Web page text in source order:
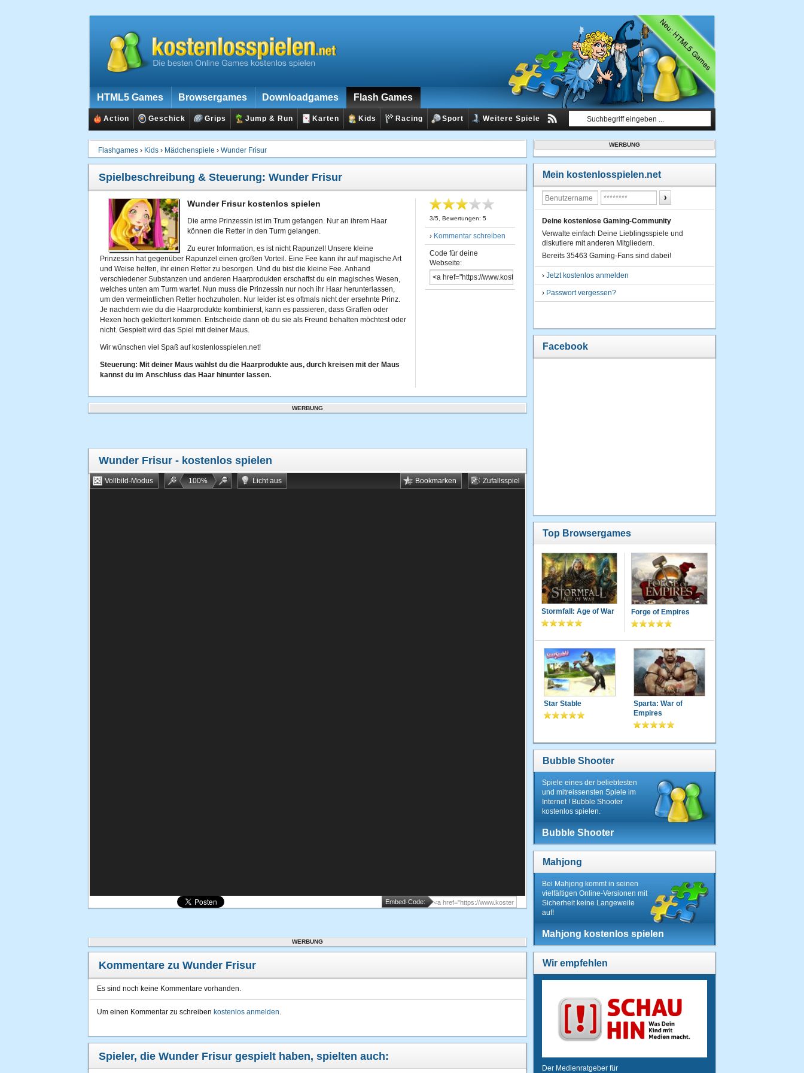
HTML5 Games Browsergames Downloadgames Flash Games
Action Geschick Grips Jump & Run Karten Kids Racing Sport Weitere Spiele
Flashgames › Kids › Mädchenspiele › Wunder Frisur
Spielbeschreibung & Steuerung: Wunder Frisur
Wunder Frisur kostenlos spielen
Die arme Prinzessin ist im Trum gefangen. Nur an ihrem Haar
können die Retter in den Turm gelangen.
Zu eurer Information, es ist nicht Rapunzel! Unsere kleine
Prinzessin hat gegenüber Rapunzel einen großen Vorteil. Eine Fee kann ihr auf magische Art
und Weise helfen, ihr einen Retter zu besorgen. Und du bist die kleine Fee. Anhand
verschiedener Substanzen und anderen Haarprodukten erschaffst du ein magisches Wesen,
welches unten am Turm wartet. Nun muss die Prinzessin nur noch ihr Haar herunterlassen,
um den vermeintlichen Retter hochzuholen. Nur leider ist es oftmals nicht der ersehnte Prinz.
Je nachdem wie du die Haarprodukte kombinierst, kann es passieren, dass Giraffen oder
Hexen hoch geklettert kommen. Entscheide dann ob du sie als Freund behalten möchtest oder
nicht. Gespielt wird das Spiel mit deiner Maus.
Wir wünschen viel Spaß auf kostenlosspielen.net!
Steuerung: Mit deiner Maus wählst du die Haarprodukte aus, durch kreisen mit der Maus
kannst du im Anschluss das Haar hinunter lassen.
3/5 , Bewertungen: 5
› Kommentar schreiben
Code für deine
Webseite:
WERBUNG
Wunder Frisur - kostenlos spielen
Vollbild-Modus 100% Licht aus Zufallsspiel
Bookmarken
Embed-Code:
WERBUNG
Kommentare zu Wunder Frisur
Es sind noch keine Kommentare vorhanden.
Um einen Kommentar zu schreiben kostenlos anmelden.
Spieler, die Wunder Frisur gespielt haben, spielten auch:
WERBUNG
Mein kostenlosspielen.net
Deine kostenlose Gaming-Community
Verwalte einfach Deine Lieblingsspiele und
diskutiere mit anderen Mitgliedern.
Bereits 35463 Gaming-Fans sind dabei!
› Jetzt kostenlos anmelden
› Passwort vergessen?
Facebook
Top Browsergames
Stormfall: Age of War Forge of Empires
Star Stable
Sparta: War of
Empires
Bubble Shooter
Spiele eines der beliebtesten
und mitreissensten Spiele im
Internet ! Bubble Shooter
kostenlos spielen.
Bubble Shooter
Mahjong
Bei Mahjong kommt in seinen
vielfältigen Online-Versionen mit
Sicherheit keine Langeweile
auf!
Mahjong kostenlos spielen
Wir empfehlen
Der Medienratgeber für